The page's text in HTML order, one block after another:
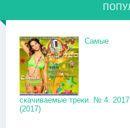
Самые
скачиваемые треки. № 4. 2017
(2017)